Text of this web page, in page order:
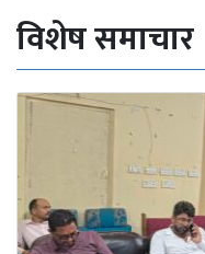
विशेष समाचार